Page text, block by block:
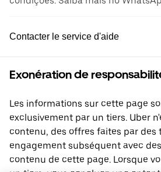
Contacter le service d'aide
Exonération de
Les informations sur cette page
exclusivement par un tiers. Uber
contenu, des offres faites par des
engagement subséquent avec
contenu de cette page. Lorsque